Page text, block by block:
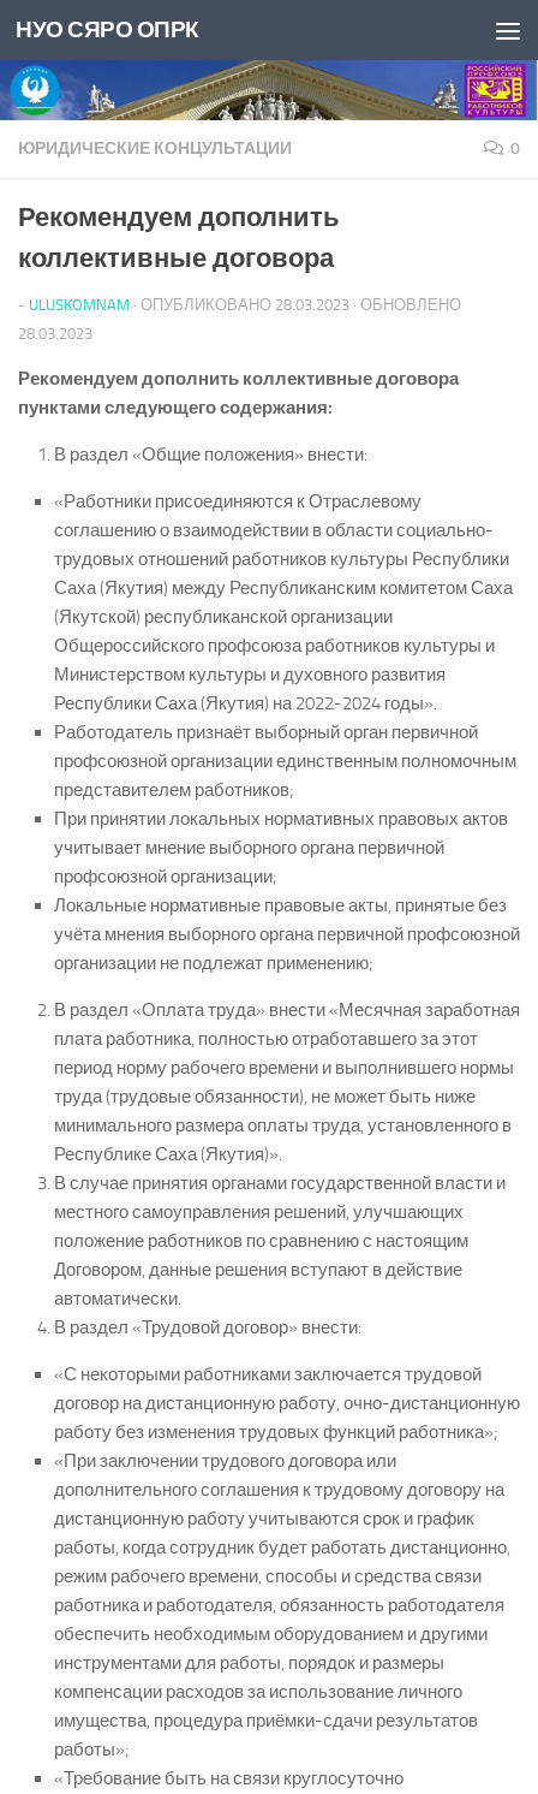
Перейти к содержимому
НУО СЯРО ОПРК
ЮРИДИЧЕСКИЕ КОНЦУЛЬТАЦИИ 0
Рекомендуем дополнить
коллективные договора
- ULUSKOMNAM · ОПУБЛИКОВАНО 28.03.2023 · ОБНОВЛЕНО
28.03.2023
Рекомендуем дополнить коллективные договора
пунктами следующего содержания:
В раздел «Общие положения» внести:
«Работники присоединяются к Отраслевому
соглашению о взаимодействии в области социально-
трудовых отношений работников культуры Республики
Саха (Якутия) между Республиканским комитетом Саха
(Якутской) республиканской организации
Общероссийского профсоюза работников культуры и
Министерством культуры и духовного развития
Республики Саха (Якутия) на 2022-2024 годы».
Работодатель признаёт выборный орган первичной
профсоюзной организации единственным полномочным
представителем работников;
При принятии локальных нормативных правовых актов
учитывает мнение выборного органа первичной
профсоюзной организации;
Локальные нормативные правовые акты, принятые без
учёта мнения выборного органа первичной профсоюзной
организации не подлежат применению;
В раздел «Оплата труда» внести «Месячная заработная
плата работника, полностью отработавшего за этот
период норму рабочего времени и выполнившего нормы
труда (трудовые обязанности), не может быть ниже
минимального размера оплаты труда, установленного в
Республике Саха (Якутия)».
В случае принятия органами государственной власти и
местного самоуправления решений, улучшающих
положение работников по сравнению с настоящим
Договором, данные решения вступают в действие
автоматически.
В раздел «Трудовой договор» внести:
«С некоторыми работниками заключается трудовой
договор на дистанционную работу, очно-дистанционную
работу без изменения трудовых функций работника»;
«При заключении трудового договора или
дополнительного соглашения к трудовому договору на
дистанционную работу учитываются срок и график
работы, когда сотрудник будет работать дистанционно,
режим рабочего времени, способы и средства связи
работника и работодателя, обязанность работодателя
обеспечить необходимым оборудованием и другими
инструментами для работы, порядок и размеры
компенсации расходов за использование личного
имущества, процедура приёмки-сдачи результатов
работы»;
«Требование быть на связи круглосуточно